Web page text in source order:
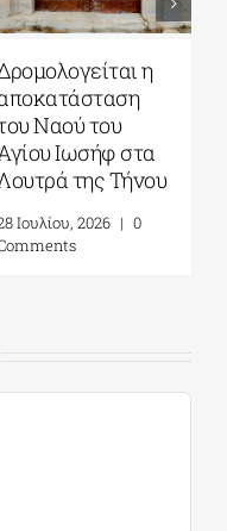
Πέλλα|
Αποκαταστάθηκε
το Κάστρο των
Μογλενών
4 Αυγούστου, 2026 | 0
Comments